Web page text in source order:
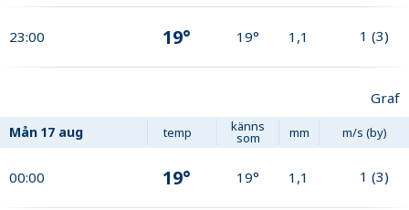
23:00 19° 19° 1,1 1 (3)
Graf
Mån 17 aug temp känns
som mm m/s (by)
00:00 19° 19° 1,1 1 (3)